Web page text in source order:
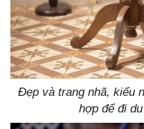
Đẹp và trang nhã, kiểu
hợp để đi